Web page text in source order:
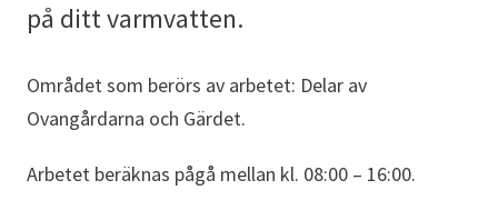
på ditt varmvatten.
Området som berörs av arbetet: Delar av
Ovangårdarna och Gärdet.
Arbetet beräknas pågå mellan kl. 08:00 – 16:00.